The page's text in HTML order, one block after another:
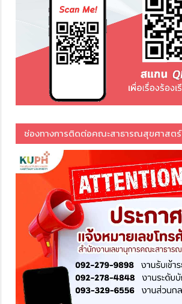
ช่องทางการติดต่อคณะสาธารณสุขศาสตร์